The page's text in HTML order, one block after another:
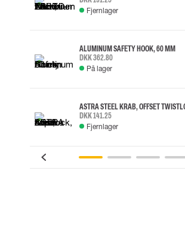
Fjernlager
ALUMINUM SAFETY HOOK, 60 MM
DKK 362.80
På lager
ASTRA STEEL KRAB, OFFSET
DKK 141.25
Fjernlager